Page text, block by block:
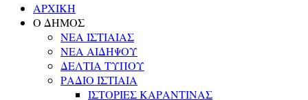
ΑΡΧΙΚΗ
Ο ΔΗΜΟΣ
ΝΕΑ ΙΣΤΙΑΙΑΣ
ΝΕΑ ΑΙΔΗΨΟΥ
ΔΕΛΤΙΑ ΤΥΠΟΥ
ΡΑΔΙΟ ΙΣΤΙΑΙΑ
ΙΣΤΟΡΙΕΣ ΚΑΡΑΝΤΙΝΑΣ